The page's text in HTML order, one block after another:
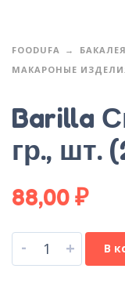
FOODUFA
БАКАЛЕЯ
МАКАРОНЫЕ
Barilla
гр., шт.
88,00₽
- + В